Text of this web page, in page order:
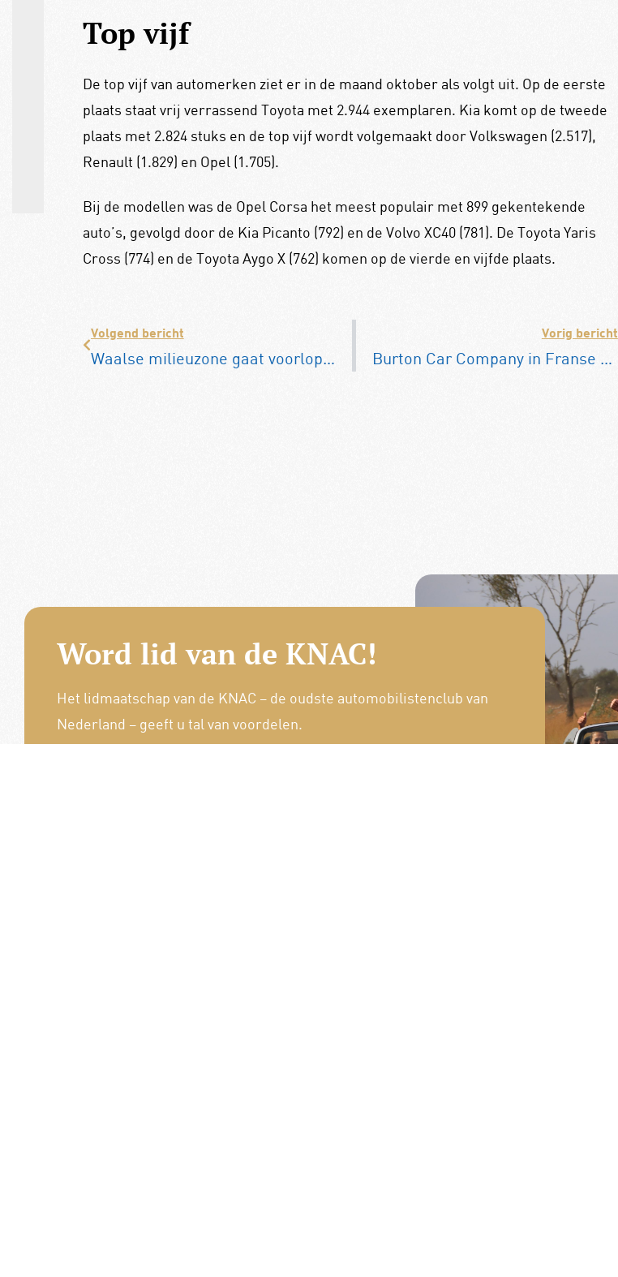
Top vijf
De top vijf van automerken ziet er in de maand oktober als volgt uit. Op de eerste
plaats staat vrij verrassend Toyota met 2.944 exemplaren. Kia komt op de tweede
plaats met 2.824 stuks en de top vijf wordt volgemaakt door Volkswagen (2.517),
Renault (1.829) en Opel (1.705).
Bij de modellen was de Opel Corsa het meest populair met 899 gekentekende
auto’s, gevolgd door de Kia Picanto (792) en de Volvo XC40 (781). De Toyota Yaris
Cross (774) en de Toyota Aygo X (762) komen op de vierde en vijfde plaats.
Volgend bericht
Waalse milieuzone gaat voorlopig niet door
Vorig bericht
Burton Car Company in Franse handen
Word lid van de KNAC!
Het lidmaatschap van de KNAC – de oudste automobilistenclub van
Nederland – geeft u tal van voordelen.